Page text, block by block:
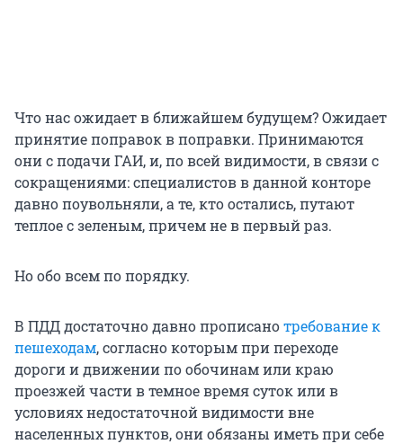
Что нас ожидает в ближайшем будущем? Ожидает
принятие поправок в поправки. Принимаются
они с подачи ГАИ, и, по всей видимости, в связи с
сокращениями: специалистов в данной конторе
давно поувольняли, а те, кто остались, путают
теплое с зеленым, причем не в первый раз.
Но обо всем по порядку.
В ПДД достаточно давно прописанотребование к
пешеходам, согласно которым при переходе
дороги и движении по обочинам или краю
проезжей части в темное время суток или в
условиях недостаточной видимости вне
населенных пунктов, они обязаны иметь при себе